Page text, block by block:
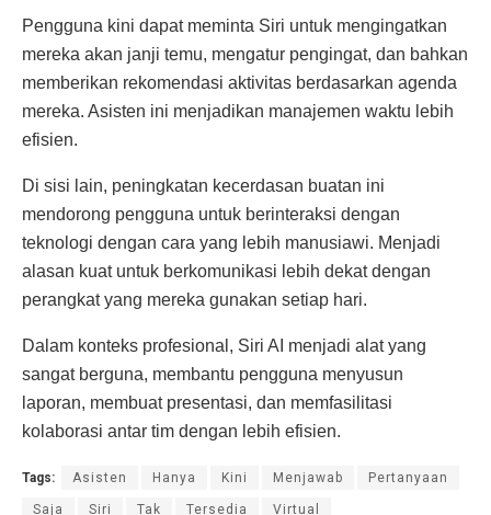
Pengguna kini dapat meminta Siri untuk mengingatkan
mereka akan janji temu, mengatur pengingat, dan bahkan
memberikan rekomendasi aktivitas berdasarkan agenda
mereka. Asisten ini menjadikan manajemen waktu lebih
efisien.
Di sisi lain, peningkatan kecerdasan buatan ini
mendorong pengguna untuk berinteraksi dengan
teknologi dengan cara yang lebih manusiawi. Menjadi
alasan kuat untuk berkomunikasi lebih dekat dengan
perangkat yang mereka gunakan setiap hari.
Dalam konteks profesional, Siri AI menjadi alat yang
sangat berguna, membantu pengguna menyusun
laporan, membuat presentasi, dan memfasilitasi
kolaborasi antar tim dengan lebih efisien.
Tags: Asisten Hanya Kini Menjawab Pertanyaan
Saja Siri Tak Tersedia Virtual